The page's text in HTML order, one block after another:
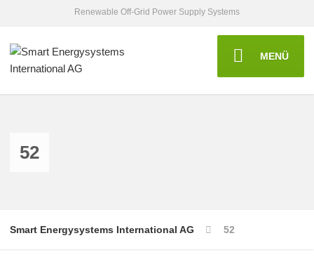
Renewable Off-Grid Power Supply Systems
MENÜ
52
Smart Energysystems International AG 52